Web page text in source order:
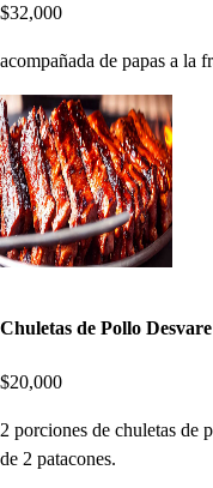
$32,000
acompañada de papas a la
Chuletas de Pollo Desvare
$20,000
2 porciones de chuletas de
de 2 patacones.